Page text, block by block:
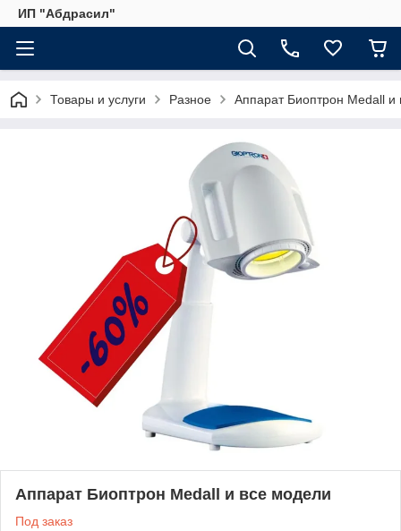
ИП "Абдрасил"
Товары и услуги Разное Аппарат Биоптрон Medall и
Аппарат Биоптрон Medall и все модели
Под заказ